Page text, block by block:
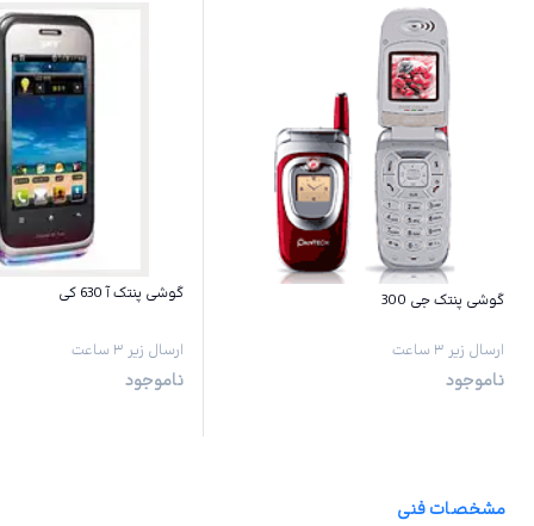
گوشی پنتک جی 300
ارسال زیر ۳ ساعت
ناموجود
گوشی پنتک آ 630 کی
ارسال زیر ۳ ساعت
ناموجود
مشخصات فنی